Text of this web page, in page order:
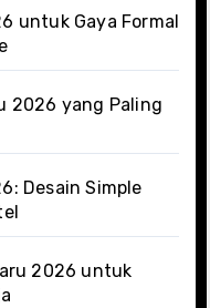
untuk Gaya Formal
2026 yang Paling
Desain Simple
2026 untuk